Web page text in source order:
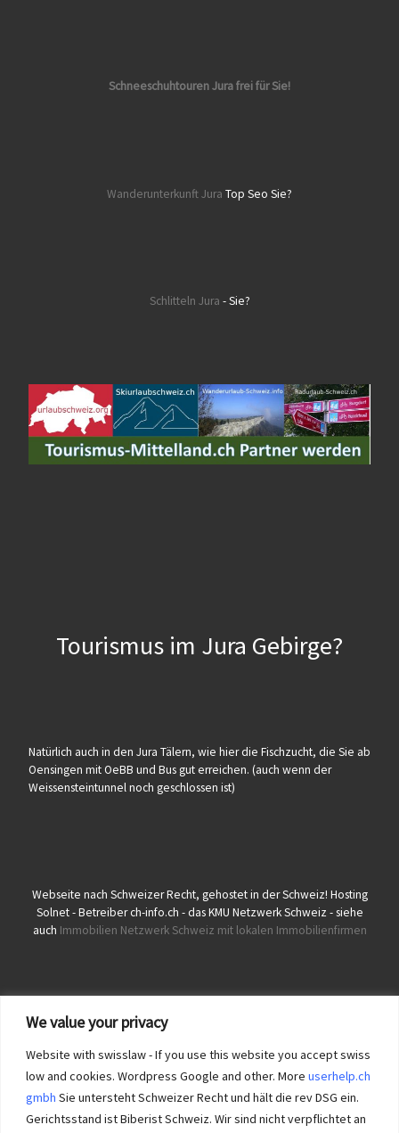
We value your privacy
Website with swisslaw - If you use this website you accept swiss
low and cookies. Wordpress Google and other. More userhelp.ch
gmbh Sie untersteht Schweizer Recht und hält die rev DSG ein.
Gerichtsstand ist Biberist Schweiz. Wir sind nicht verpflichtet an
Schneeschuhtouren Jura frei für Sie!
Wanderunterkunft Jura Top Seo Sie?
Schlitteln Jura - Sie?
Tourismus im Jura Gebirge?
Natürlich auch in den Jura Tälern, wie hier die Fischzucht, die Sie ab
Oensingen mit OeBB und Bus gut erreichen. (auch wenn der
Weissensteintunnel noch geschlossen ist)
Webseite nach Schweizer Recht, gehostet in der Schweiz! Hosting
Solnet - Betreiber ch-info.ch - das KMU Netzwerk Schweiz - siehe
auch Immobilien Netzwerk Schweiz mit lokalen Immobilienfirmen